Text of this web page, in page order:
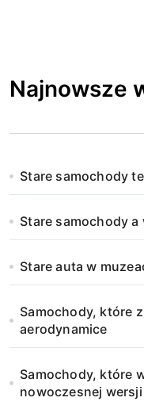
Najnowsze
Stare samochody
Stare samochody
Stare auta w
Samochody, które
aerodynamice
Samochody, które
nowoczesnej wersji